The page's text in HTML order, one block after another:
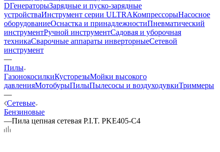
DГенераторыЗарядные и пуско-зарядные
устройстваИнструмент серии ULTRAКомпрессорыНасосное
оборудованиеОснастка и принадлежностиПневматический
инструментРучной инструментСадовая и уборочная
техникаСварочные аппараты инверторныеСетевой
инструмент
—
Пилы
ГазонокосилкиКусторезыМойки высокого
давленияМотобурыПилыПылесосы и воздуходувкиТриммеры
—
Сетевые
Бензиновые
—Пила цепная сетевая P.I.T. PKE405-C4